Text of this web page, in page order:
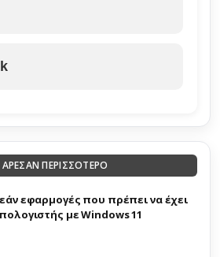
ΠΕΡΙΣΣΟΤΕΡΟ
εφαρμογές που πρέπει να έχει
με Windows 11